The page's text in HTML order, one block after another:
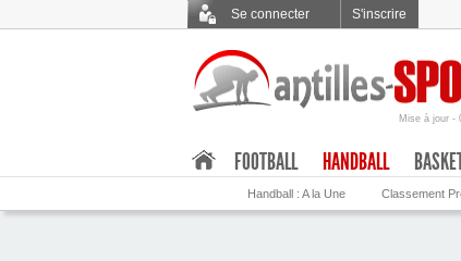
Se connecter S'inscrire
Mise à jour -
FOOTBALL HANDBALL
Handball : A la Une Classement